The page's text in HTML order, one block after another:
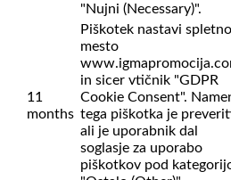
"Nujni (Necessary)".
11
months
Piškotek nastavi spletno
mesto
in sicer vtičnik "GDPR
Cookie Consent".
tega piškotka je
ali je uporabnik dal
soglasje za uporabo
piškotkov pod